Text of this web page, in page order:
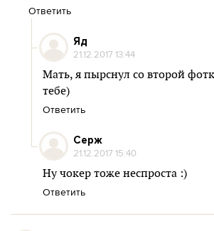
Ответить
Яд
21.12.2017 13:44
Мать, я пырснул со второй
тебе)
Ответить
Серж
21.12.2017 15:40
Ну чокер тоже неспроста :)
Ответить